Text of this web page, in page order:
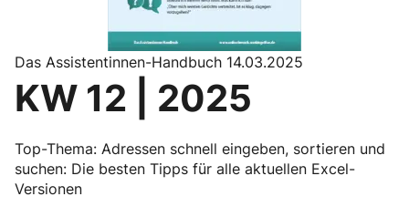
Das Assistentinnen-Handbuch 14.03.2025
KW 12 | 2025
Top-Thema: Adressen schnell eingeben, sortieren und
suchen: Die besten Tipps für alle aktuellen Excel-
Versionen